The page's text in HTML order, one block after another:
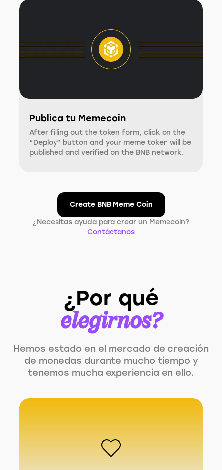
Publica tu Memecoin
After filling out the token form, click on the
“Deploy” button and your meme token will be
published and verified on the BNB network.
Create BNB Meme Coin
¿Necesitas ayuda para crear un Memecoin?
Contáctanos
¿Por qué
elegirnos?
Hemos estado en el mercado de creación
de monedas durante mucho tiempo y
tenemos mucha experiencia en ello.